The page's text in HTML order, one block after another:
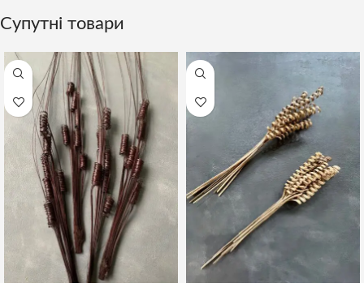
Супутні товари